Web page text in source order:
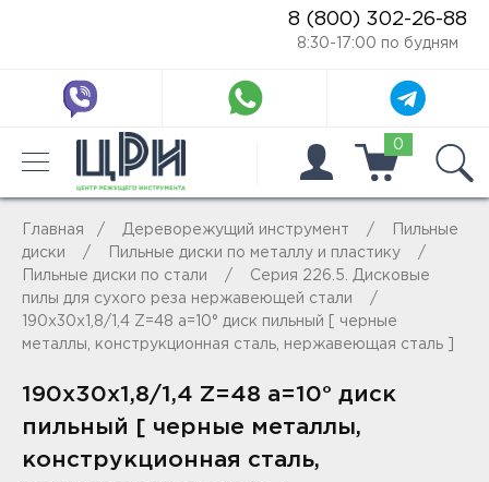
8 (800) 302-26-88
8:30-17:00 по будням
0
Главная Дереворежущий инструмент
Пильные
диски
Пильные диски по металлу и пластику
Пильные диски по стали
Серия 226.5. Дисковые
пилы для сухого реза нержавеющей стали
190x30x1,8/1,4 Z=48 a=10° диск пильный [ черные
металлы, конструкционная сталь, нержавеющая сталь ]
190x30x1,8/1,4 Z=48 a=10° диск
пильный [ черные металлы,
конструкционная сталь,